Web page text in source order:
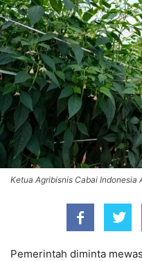
Ketua Agribisnis Cabai Indonesia
Pemerintah diminta